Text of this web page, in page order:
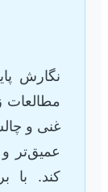
نگارش
مطالعات
غنی و
عمیق‌تر
کند. با